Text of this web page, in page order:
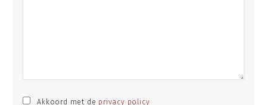
Akkoord met de privacy policy